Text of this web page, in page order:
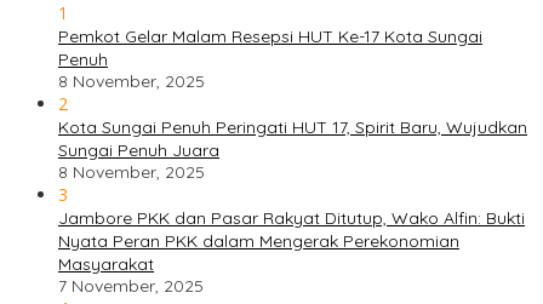
1
Pemkot Gelar Malam Resepsi HUT Ke-17 Kota Sungai
Penuh
8 November, 2025
2
Kota Sungai Penuh Peringati HUT 17, Spirit Baru, Wujudkan
Sungai Penuh Juara
8 November, 2025
3
Jambore PKK dan Pasar Rakyat Ditutup, Wako Alfin: Bukti
Nyata Peran PKK dalam Mengerak Perekonomian
Masyarakat
7 November, 2025